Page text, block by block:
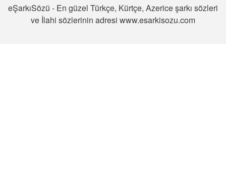
eŞarkıSözü - En güzel Türkçe, Kürtçe, Azerice şarkı sözleri
ve İlahi sözlerinin adresi www.esarkisozu.com